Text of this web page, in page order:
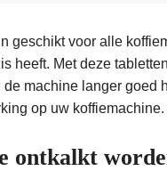
geschikt voor alle
heeft. Met deze
machine langer goed
op uw
ontkalkt